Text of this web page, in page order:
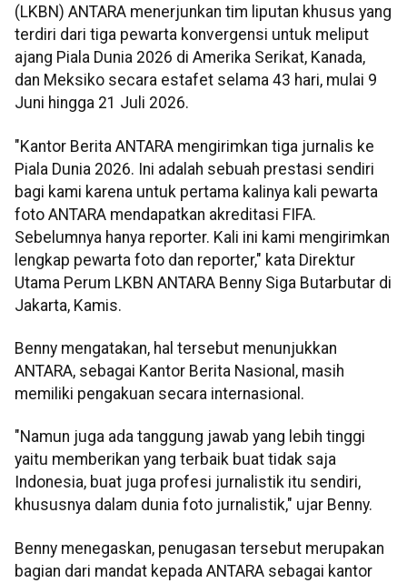
(LKBN) ANTARA menerjunkan tim liputan khusus yang
terdiri dari tiga pewarta konvergensi untuk meliput
ajang Piala Dunia 2026 di Amerika Serikat, Kanada,
dan Meksiko secara estafet selama 43 hari, mulai 9
Juni hingga 21 Juli 2026.
"Kantor Berita ANTARA mengirimkan tiga jurnalis ke
Piala Dunia 2026. Ini adalah sebuah prestasi sendiri
bagi kami karena untuk pertama kalinya kali pewarta
foto ANTARA mendapatkan akreditasi FIFA.
Sebelumnya hanya reporter. Kali ini kami mengirimkan
lengkap pewarta foto dan reporter," kata Direktur
Utama Perum LKBN ANTARA Benny Siga Butarbutar di
Jakarta, Kamis.
Benny mengatakan, hal tersebut menunjukkan
ANTARA, sebagai Kantor Berita Nasional, masih
memiliki pengakuan secara internasional.
"Namun juga ada tanggung jawab yang lebih tinggi
yaitu memberikan yang terbaik buat tidak saja
Indonesia, buat juga profesi jurnalistik itu sendiri,
khususnya dalam dunia foto jurnalistik," ujar Benny.
Benny menegaskan, penugasan tersebut merupakan
bagian dari mandat kepada ANTARA sebagai kantor